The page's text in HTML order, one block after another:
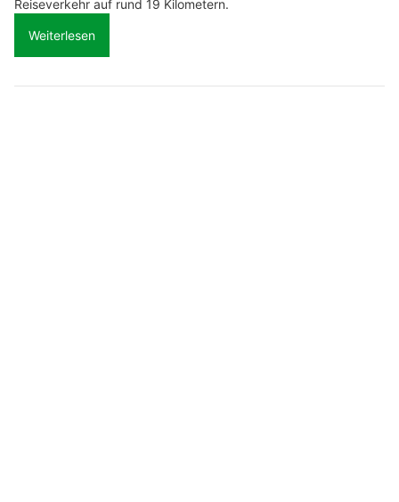
Reiseverkehr auf rund 19 Kilometern.
Weiterlesen